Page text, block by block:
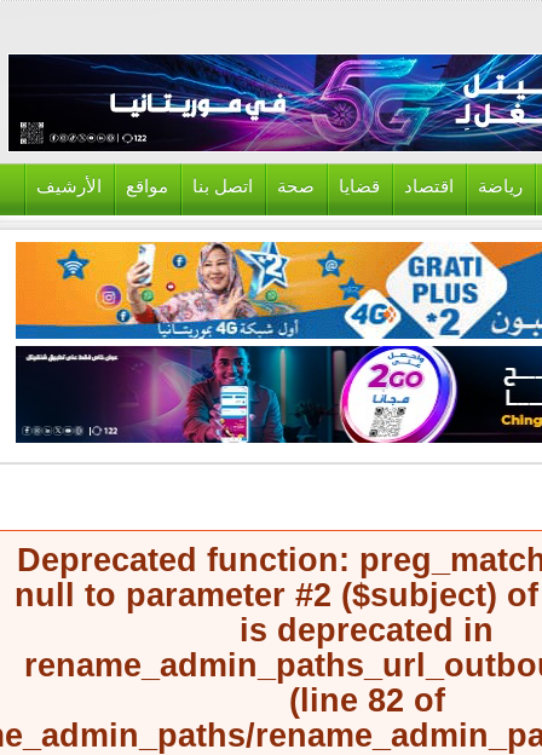
اقتصاد قضايا صحة اتصل بنا مواقع الأرشيف
Deprecated function:
null to parameter #2 ($subject)
is deprecated in
(line82of